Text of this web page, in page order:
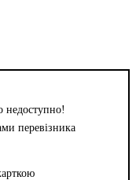
недоступно!
перевізника